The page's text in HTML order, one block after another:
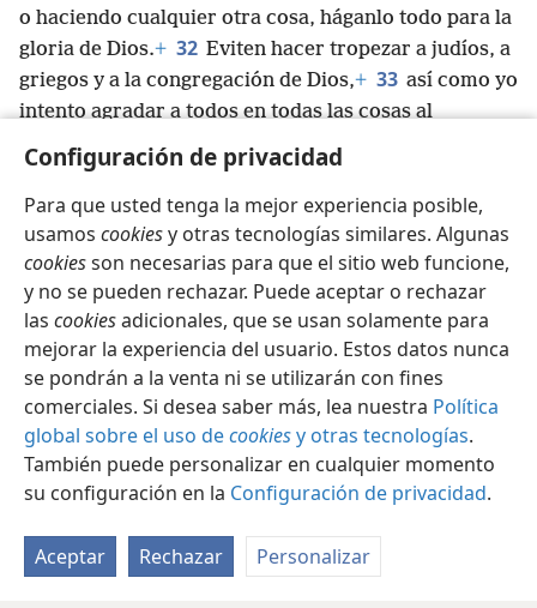
Configuración de privacidad
Para que usted tenga la mejor experiencia posible,
usamos cookiesy otras tecnologías similares. Algunas
cookiesson necesarias para que el sitio web funcione,
y no se pueden rechazar. Puede aceptar o rechazar
las cookiesadicionales, que se usan solamente para
mejorar la experiencia del usuario. Estos datos nunca
se pondrán a la venta ni se utilizarán con fines
comerciales. Si desea saber más, lea nuestra Política
global sobre el uso decookiesy otras tecnologías.
También puede personalizar en cualquier momento
su configuración en la Configuración de privacidad.
Aceptar Rechazar Personalizar
o haciendo cualquier otra cosa, háganlo todo para la
gloria de Dios.+ 32 Eviten hacer tropezar a judíos, a
griegos y a la congregación de Dios,+ 33 así como yo
intento agradar a todos en todas las cosas al
no buscar mi propio beneficio, +
sino el de muchos,
para que puedan ser salvados.
Español Compartir Configuración
Copyright © 2026 Watch Tower Bible and Tract Society of Pennsylvania
Condiciones de uso
Política de privacidad
Configuración de privacidad
JW.ORG Iniciar sesión